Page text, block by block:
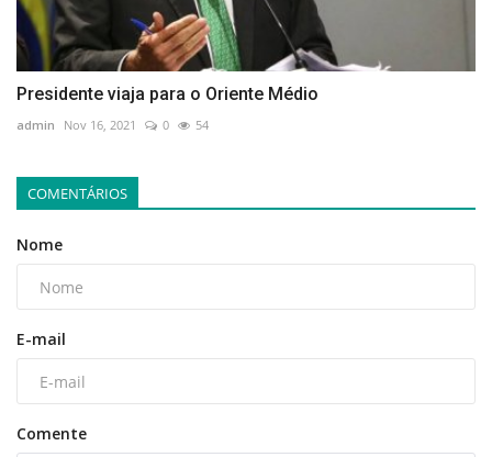
Presidente viaja para o Oriente Médio
admin Nov 16, 2021 0 54
COMENTÁRIOS
Nome
E-mail
Comente